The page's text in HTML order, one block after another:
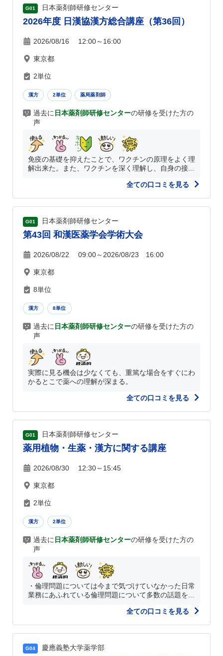
G01 日本薬剤師研修センター
2026年度 日漢協漢方総合講座（第36回）
2026/08/16 12:00～16:00
東京都
2単位
漢方 2単位 薬局薬剤師
過去に 日本薬剤師研修センターの研修を受けた方の
声
免疫の基礎を抑えたことで、ワクチンの原理をよく理
解出来た。また、ワクチンを深く理解し、自身の接...
全ての口コミを見る
G01 日本薬剤師研修センター
第43回 和漢医薬学会学術大会
2026/08/22 09:00～2026/08/23 16:00
東京都
8単位
漢方 8単位
過去に 日本薬剤師研修センターの研修を受けた方の
声
実際に見る機会は少なくても、重篤な場合をすぐにわ
かるとこで薬への理解が深まる。
全ての口コミを見る
G01 日本薬剤師研修センター
薬用植物・生薬・漢方に関する講座
2026/08/30 12:30～15:45
東京都
2単位
漢方 2単位
過去に 日本薬剤師研修センターの研修を受けた方の
声
・倫理問題については今まで気づけていなかった日常
業務にあふれている倫理問題について多数の話題を...
全ての口コミを見る
G04 慶應義塾大学薬学部